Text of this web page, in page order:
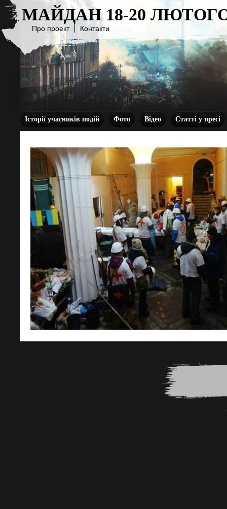
МАЙДАН 18-20
Про проект Контакти
Історії учасників подій Фото Відео Статті у пресі